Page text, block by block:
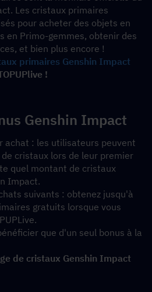
Les cristaux primaires
pour acheter des objets en
en Primo-gemmes, obtenir des
et bien plus encore !
primaires Genshin Impact
!
Genshin Impact
achat : les utilisateurs peuvent
cristaux lors de leur premier
quel montant de cristaux
Impact.
suivants : obtenez jusqu'à
gratuits lorsque vous
que d'un seul bonus à la
de cristaux Genshin Impact